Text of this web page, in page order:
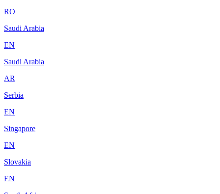
RO
Saudi Arabia
EN
Saudi Arabia
AR
Serbia
EN
Singapore
EN
Slovakia
EN